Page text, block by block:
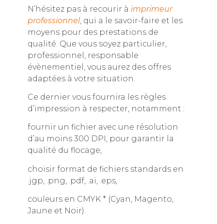
N’hésitez pas à recourir à imprimeur
professionnel, qui a le savoir-faire et les
moyens pour des prestations de
qualité. Que vous soyez particulier,
professionnel, responsable
évènementiel, vous aurez des offres
adaptées à votre situation.
Ce dernier vous fournira les règles
d’impression à respecter, notamment :
fournir un fichier avec une résolution
d’au moins 300 DPI, pour garantir la
qualité du flocage,
choisir format de fichiers standards en
.jgp, .png, .pdf, .ai, .eps,
couleurs en CMYK * (Cyan, Magento,
Jaune et Noir).